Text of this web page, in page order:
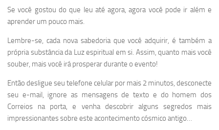
Se você gostou do que leu até agora, agora você pode ir além e
aprender um pouco mais.
Lembre-se, cada nova sabedoria que você adquirir, é também a
própria substância da Luz espiritual em si. Assim, quanto mais você
souber, mais você irá prosperar durante o evento!
Então desligue seu telefone celular por mais 2 minutos, desconecte
seu e-mail, ignore as mensagens de texto e do homem dos
Correios na porta, e venha descobrir alguns segredos mais
impressionantes sobre este acontecimento cósmico antigo…